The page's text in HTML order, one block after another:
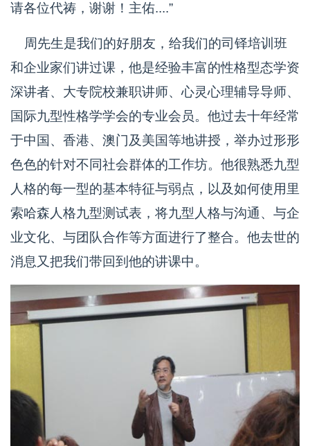
请各位代祷，谢谢！主佑....”
周先生是我们的好朋友，给我们的司铎培训班
和企业家们讲过课，他是经验丰富的性格型态学资
深讲者、大专院校兼职讲师、心灵心理辅导导师、
国际九型性格学学会的专业会员。他过去十年经常
于中国、香港、澳门及美国等地讲授，举办过形形
色色的针对不同社会群体的工作坊。他很熟悉九型
人格的每一型的基本特征与弱点，以及如何使用里
索哈森人格九型测试表，将九型人格与沟通、与企
业文化、与团队合作等方面进行了整合。他去世的
消息又把我们带回到他的讲课中。